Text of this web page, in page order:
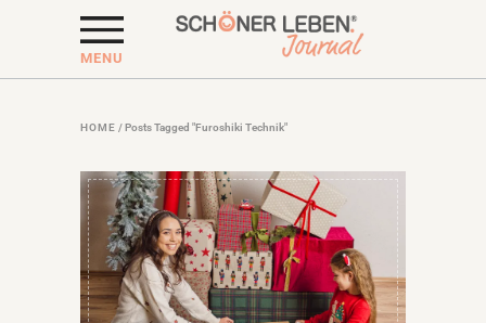
MENU
HOME /Posts Tagged "Furoshiki Technik"